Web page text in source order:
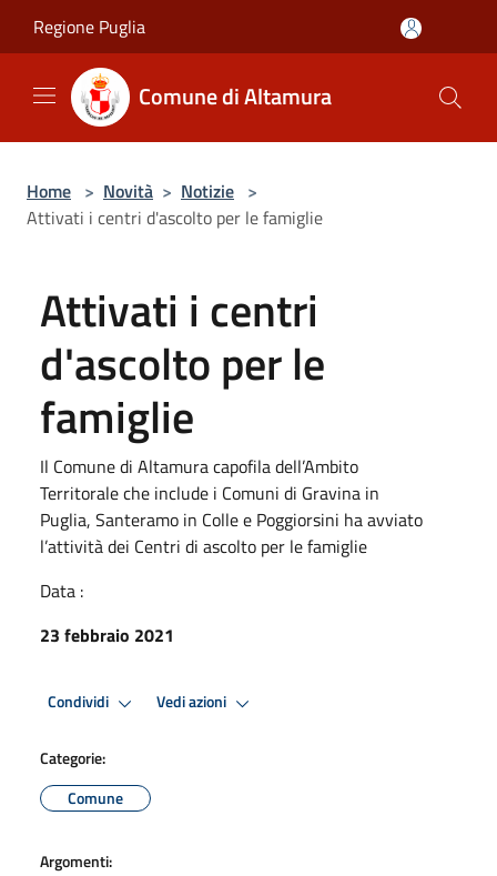
Regione Puglia
Comune di Altamura
Home > Novità > Notizie >
Attivati i centri d'ascolto per le famiglie
Attivati i centri
d'ascolto per le
famiglie
Il Comune di Altamura capofila dell’Ambito
Territorale che include i Comuni di Gravina in
Puglia, Santeramo in Colle e Poggiorsini ha avviato
l’attività dei Centri di ascolto per le famiglie
Data :
23 febbraio 2021
Condividi Vedi azioni
Categorie:
Comune
Argomenti: